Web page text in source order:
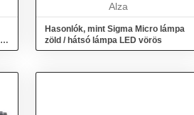
Alza
Hasonlók, mint Sigma Micro lámpa
zöld / hátsó lámpa LED vörös